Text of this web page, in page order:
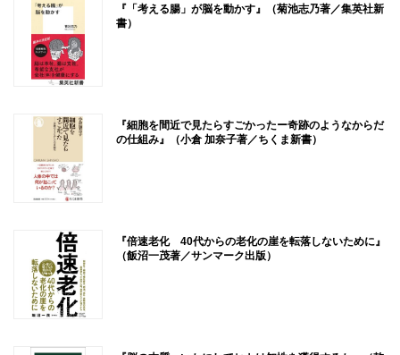
『「考える腸」が脳を動かす』（菊池志乃著／集英社新
書）
『細胞を間近で見たらすごかったー奇跡のようなからだ
の仕組み』（小倉 加奈子著／ちくま新書）
『倍速老化 40代からの老化の崖を転落しないために』
（飯沼一茂著／サンマーク出版）